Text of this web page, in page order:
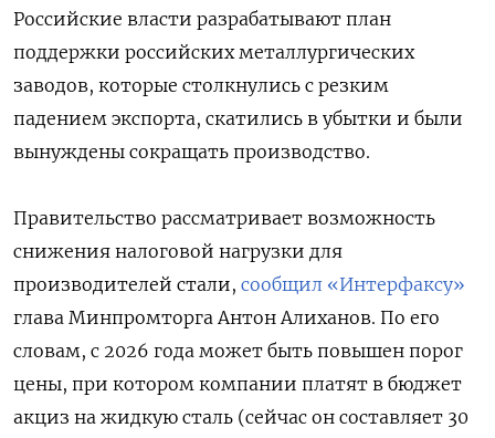
Российские власти разрабатывают план
поддержки российских металлургических
заводов, которые столкнулись с резким
падением экспорта, скатились в убытки и были
вынуждены сокращать производство.
Правительство рассматривает возможность
снижения налоговой нагрузки для
производителей стали, сообщил «Интерфаксу»
глава Минпромторга Антон Алиханов. По его
словам, с 2026 года может быть повышен порог
цены, при котором компании платят в бюджет
акциз на жидкую сталь (сейчас он составляет 30